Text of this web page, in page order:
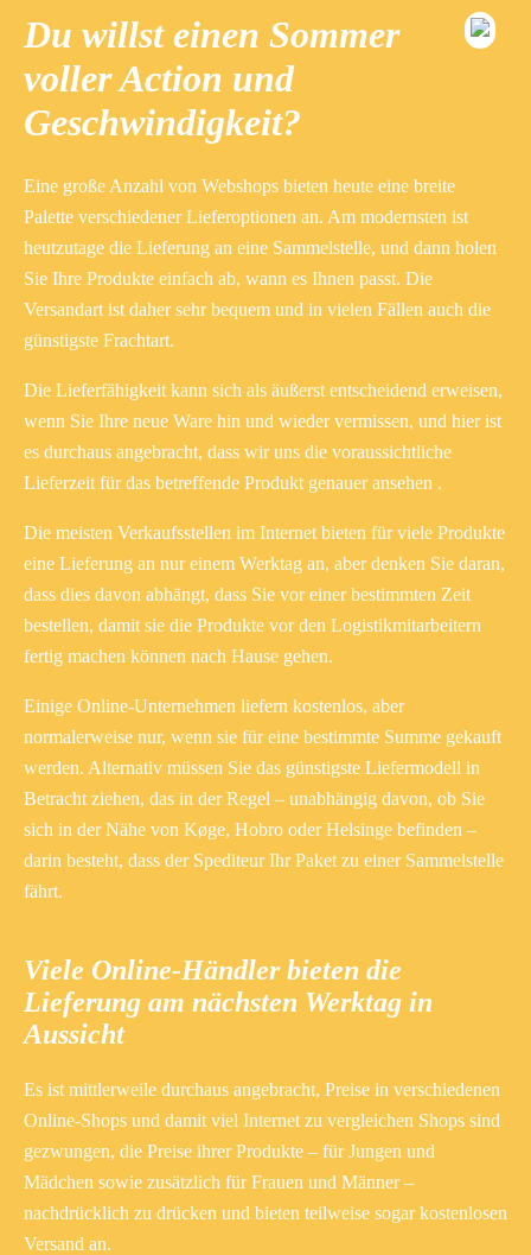
Du willst einen Sommer
voller Action und
Geschwindigkeit?
Eine große Anzahl von Webshops bieten heute eine breite
Palette verschiedener Lieferoptionen an. Am modernsten ist
heutzutage die Lieferung an eine Sammelstelle, und dann holen
Sie Ihre Produkte einfach ab, wann es Ihnen passt. Die
Versandart ist daher sehr bequem und in vielen Fällen auch die
günstigste Frachtart.
Die Lieferfähigkeit kann sich als äußerst entscheidend erweisen,
wenn Sie Ihre neue Ware hin und wieder vermissen, und hier ist
es durchaus angebracht, dass wir uns die voraussichtliche
Lieferzeit für das betreffende Produkt genauer ansehen .
Die meisten Verkaufsstellen im Internet bieten für viele Produkte
eine Lieferung an nur einem Werktag an, aber denken Sie daran,
dass dies davon abhängt, dass Sie vor einer bestimmten Zeit
bestellen, damit sie die Produkte vor den Logistikmitarbeitern
fertig machen können nach Hause gehen.
Einige Online-Unternehmen liefern kostenlos, aber
normalerweise nur, wenn sie für eine bestimmte Summe gekauft
werden. Alternativ müssen Sie das günstigste Liefermodell in
Betracht ziehen, das in der Regel – unabhängig davon, ob Sie
sich in der Nähe von Køge, Hobro oder Helsinge befinden –
darin besteht, dass der Spediteur Ihr Paket zu einer Sammelstelle
fährt.
Viele Online-Händler bieten die
Lieferung am nächsten Werktag in
Aussicht
Es ist mittlerweile durchaus angebracht, Preise in verschiedenen
Online-Shops und damit viel Internet zu vergleichen Shops sind
gezwungen, die Preise ihrer Produkte – für Jungen und
Mädchen sowie zusätzlich für Frauen und Männer –
nachdrücklich zu drücken und bieten teilweise sogar kostenlosen
Versand an.